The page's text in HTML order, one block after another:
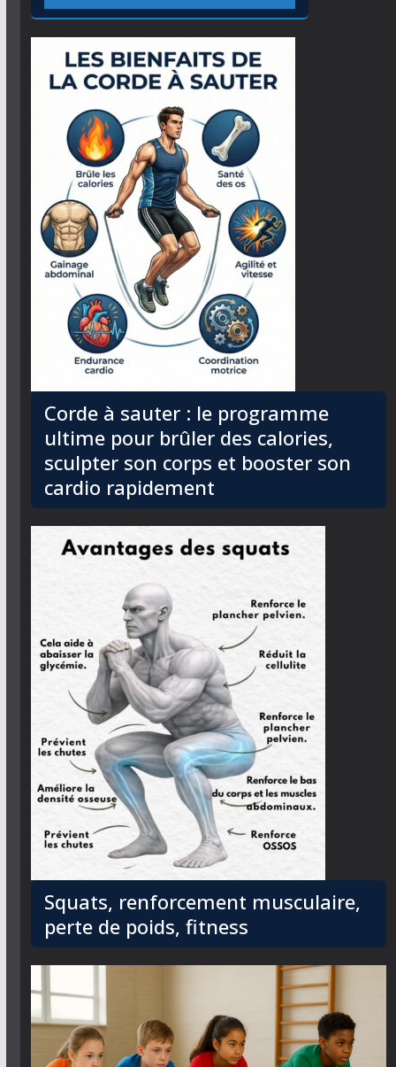
Corde à sauter : le programme
ultime pour brûler des calories,
sculpter son corps et booster son
cardio rapidement
Squats, renforcement musculaire,
perte de poids, fitness